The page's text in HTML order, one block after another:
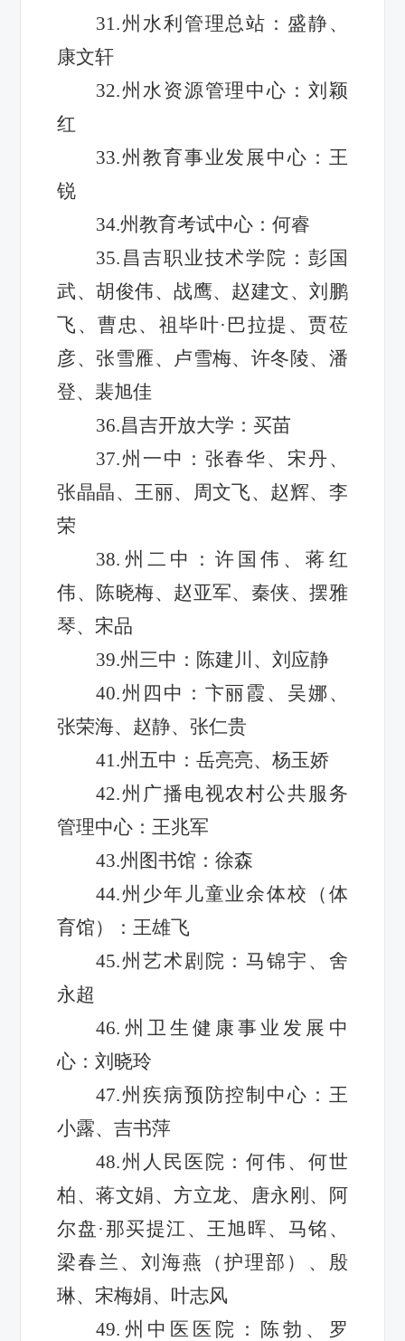
31.州水利管理总站：盛静、
康文轩
32.州水资源管理中心：刘颖
红
33.州教育事业发展中心：王
锐
34.州教育考试中心：何睿
35.昌吉职业技术学院：彭国
武、胡俊伟、战鹰、赵建文、刘鹏
飞、曹忠、祖毕叶·巴拉提、贾莅
彦、张雪雁、卢雪梅、许冬陵、潘
登、裴旭佳
36.昌吉开放大学：买苗
37.州一中：张春华、宋丹、
张晶晶、王丽、周文飞、赵辉、李
荣
38.州二中：许国伟、蒋红
伟、陈晓梅、赵亚军、秦侠、摆雅
琴、宋品
39.州三中：陈建川、刘应静
40.州四中：卞丽霞、吴娜、
张荣海、赵静、张仁贵
41.州五中：岳亮亮、杨玉娇
42.州广播电视农村公共服务
管理中心：王兆军
43.州图书馆：徐森
44.州少年儿童业余体校（体
育馆）：王雄飞
45.州艺术剧院：马锦宇、舍
永超
46.州卫生健康事业发展中
心：刘晓玲
47.州疾病预防控制中心：王
小露、吉书萍
48.州人民医院：何伟、何世
柏、蒋文娟、方立龙、唐永刚、阿
尔盘·那买提江、王旭晖、马铭、
梁春兰、刘海燕（护理部）、殷
琳、宋梅娟、叶志风
49.州中医医院：陈勃、罗